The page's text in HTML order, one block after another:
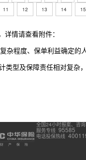
11 12 13 14 15
详情请查看附件：
杂程度、保单利益确定的
型及保障责任相对复杂
全国24小时报案、咨
服务专线 95585
电话投保热线